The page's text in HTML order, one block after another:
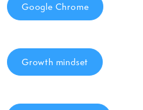
Google Chrome
Growth mindset